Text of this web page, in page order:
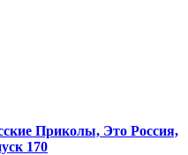
Приколы, Это Россия,
170